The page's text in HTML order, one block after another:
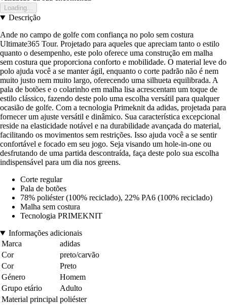
Loading...
Descrição
Ande no campo de golfe com confiança no polo sem costura
Ultimate365 Tour. Projetado para aqueles que apreciam tanto o estilo
quanto o desempenho, este polo oferece uma construção em malha
sem costura que proporciona conforto e mobilidade. O material leve do
polo ajuda você a se manter ágil, enquanto o corte padrão não é nem
muito justo nem muito largo, oferecendo uma silhueta equilibrada. A
pala de botões e o colarinho em malha lisa acrescentam um toque de
estilo clássico, fazendo deste polo uma escolha versátil para qualquer
ocasião de golfe. Com a tecnologia Primeknit da adidas, projetada para
fornecer um ajuste versátil e dinâmico. Sua característica excepcional
reside na elasticidade notável e na durabilidade avançada do material,
facilitando os movimentos sem restrições. Isso ajuda você a se sentir
confortável e focado em seu jogo. Seja visando um hole-in-one ou
desfrutando de uma partida descontraída, faça deste polo sua escolha
indispensável para um dia nos greens.
Corte regular
Pala de botões
78% poliéster (100% reciclado), 22% PA6 (100% reciclado)
Malha sem costura
Tecnologia PRIMEKNIT
Informações adicionais
Marca
adidas
Cor
preto/carvão
Cor
Preto
Género
Homem
Grupo etário
Adulto
Material principal poliéster